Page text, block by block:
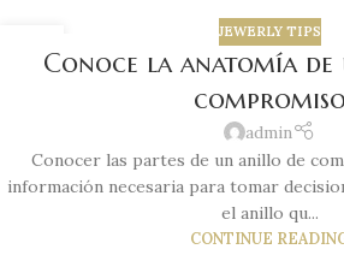
MAR
JEWERLY TIPS
Conoce la anatomía
admin
Conocer las partes de un anillo de
información necesaria para tomar
el anillo qu...
CONTINUE